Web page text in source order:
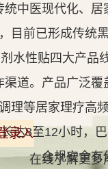
统中医现代化、
目前已形成传统
水性贴四大产品
渠道。产品广泛
理等居家理疗高
达8至12小时，
合规安全有
录入
在线了解更多